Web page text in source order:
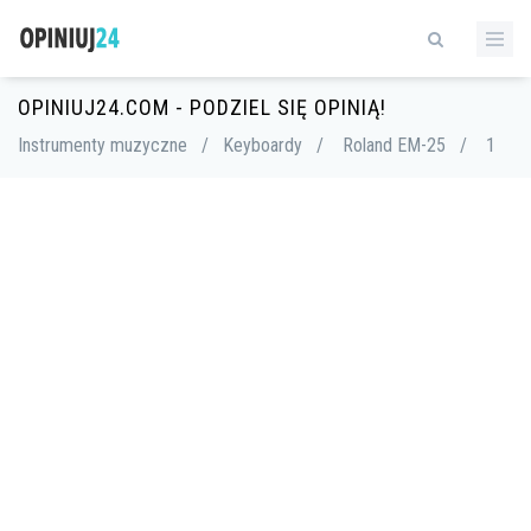
OPINIUJ24.COM - PODZIEL SIĘ OPINIĄ!
Instrumenty muzyczne / Keyboardy / Roland EM-25 / 1